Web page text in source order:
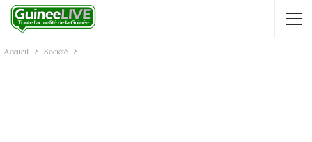
Accueil Société